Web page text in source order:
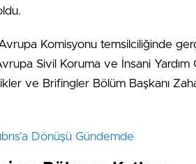
Komisyonu temsilciliğinde
Sivil Koruma ve İnsani
ve Brifingler Bölüm Başkanı
Dönüşü Gündemde